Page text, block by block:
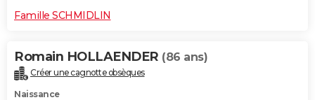
Famille SCHMIDLIN
Romain HOLLAENDER (86 ans)
Créer une cagnotte obsèques
Naissance